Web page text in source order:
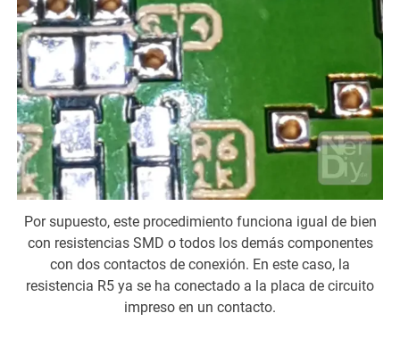
Por supuesto, este procedimiento funciona igual de bien
con resistencias SMD o todos los demás componentes
con dos contactos de conexión. En este caso, la
resistencia R5 ya se ha conectado a la placa de circuito
impreso en un contacto.